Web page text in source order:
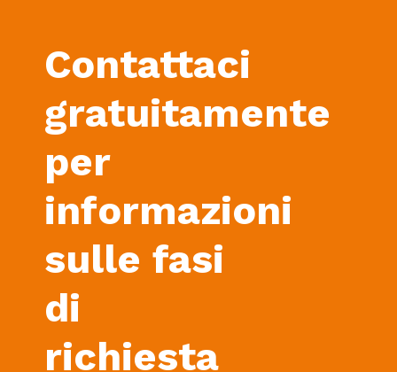
Contattaci
gratuitamente
per
informazioni
sulle fasi
di
richiesta